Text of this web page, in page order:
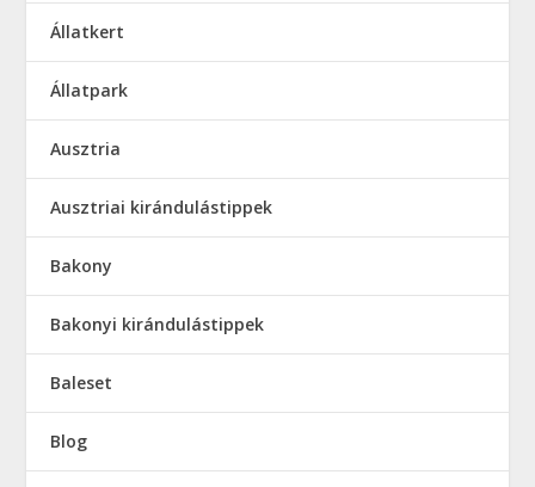
Állatkert
Állatpark
Ausztria
Ausztriai kirándulástippek
Bakony
Bakonyi kirándulástippek
Baleset
Blog